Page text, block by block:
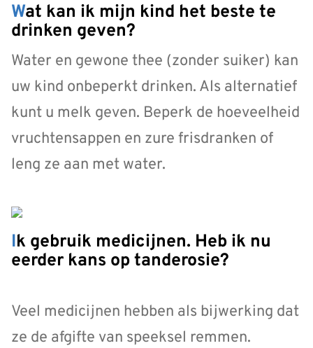
Wat kan ik mijn kind het beste te
drinken geven?
Water en gewone thee (zonder suiker) kan
uw kind onbeperkt drinken. Als alternatief
kunt u melk geven. Beperk de hoeveelheid
vruchtensappen en zure frisdranken of
leng ze aan met water.
Ik gebruik medicijnen. Heb ik nu
eerder kans op tanderosie?
Veel medicijnen hebben als bijwerking dat
ze de afgifte van speeksel remmen.